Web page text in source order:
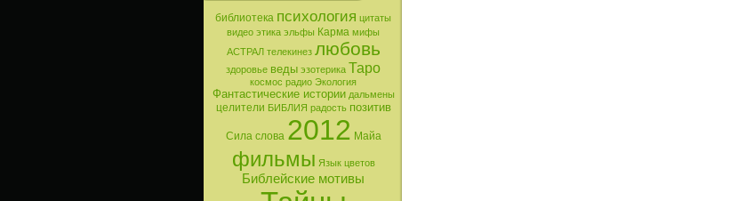
библиотека психология цитаты
видео этика эльфы Карма мифы
АСТРАЛ телекинез любовь
здоровье веды эзотерика Таро
космос радио Экология
Фантастические истории дальмены
целители БИБЛИЯ радость позитив
Сила слова 2012 Майа
фильмы Язык цветов
Библейские мотивы